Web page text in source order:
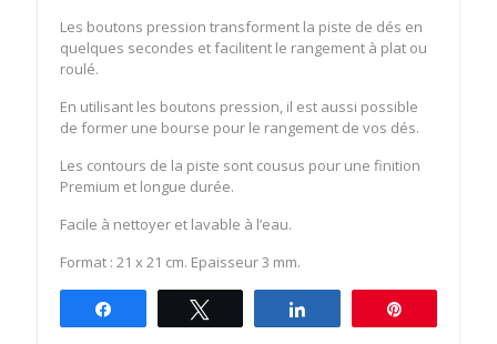
Les boutons pression transforment la piste de dés en
quelques secondes et facilitent le rangement à plat ou
roulé.
En utilisant les boutons pression, il est aussi possible
de former une bourse pour le rangement de vos dés.
Les contours de la piste sont cousus pour une finition
Premium et longue durée.
Facile à nettoyer et lavable à l’eau.
Format : 21 x 21 cm. Epaisseur 3 mm.